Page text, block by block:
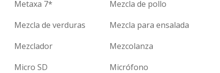
Metaxa 7*
Mezcla de pollo
Mezcla de verduras
Mezcla para ensalada
Mezclador
Mezcolanza
Micro SD
Micrófono